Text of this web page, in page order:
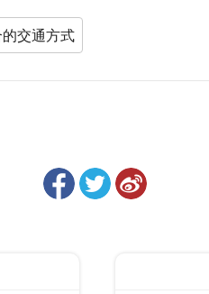
交通方式